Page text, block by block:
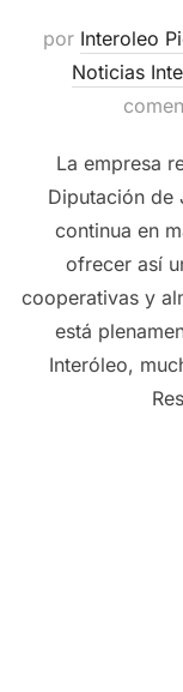
por Interoleo
Noticias
La empresa
Diputación de
continua en
ofrecer así
cooperativas y
está
Interóleo,